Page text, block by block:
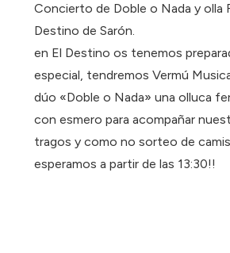
Concierto de Doble o Nada y olla
Destino de Sarón.
en El Destino os tenemos
especial, tendremos Vermú
dúo «Doble o Nada» una olluca
con esmero para acompañar
tragos y como no sorteo de
esperamos a partir de las 13:30!!